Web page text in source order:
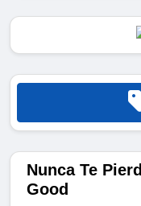
Nunca Te
Good